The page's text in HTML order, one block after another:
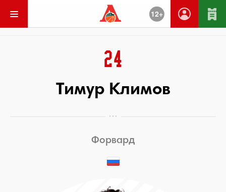
12+
24
Тимур Климов
Форвард